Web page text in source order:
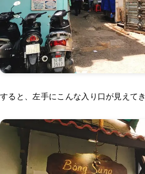
すると、左手にこんな入り口が見えて